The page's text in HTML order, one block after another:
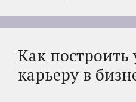
Как
карьеру в